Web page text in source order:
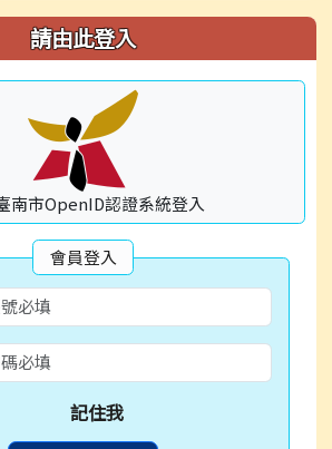
請由此登入
南市OpenID認證系統登入
會員登入
記住我